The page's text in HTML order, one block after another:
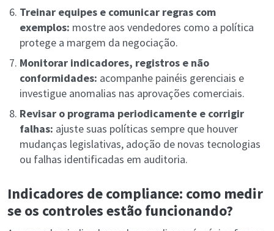
Treinar equipes e comunicar regras com
exemplos: mostre aos vendedores como a política
protege a margem da negociação.
Monitorar indicadores, registros e não
conformidades: acompanhe painéis gerenciais e
investigue anomalias nas aprovações comerciais.
Revisar o programa periodicamente e corrigir
falhas: ajuste suas políticas sempre que houver
mudanças legislativas, adoção de novas tecnologias
ou falhas identificadas em auditoria.
Indicadores de compliance: como medir
se os controles estão funcionando?